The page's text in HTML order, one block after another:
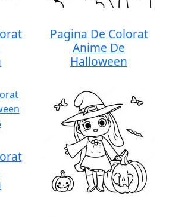
Pagina De Colorat
Anime De
Halloween